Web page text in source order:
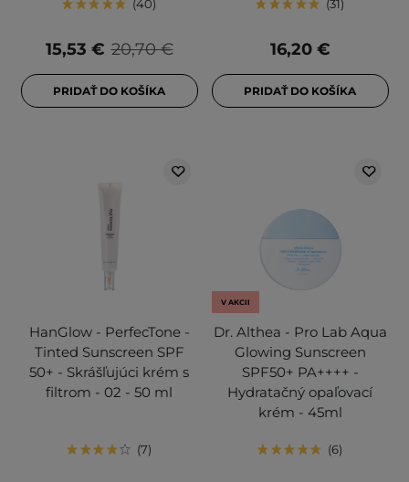
40
20,70 €
15,53 €
PRIDAŤ DO KOŠÍKA
31
16,20 €
PRIDAŤ DO KOŠÍKA
HanGlow - PerfecTone -
Tinted Sunscreen SPF
50+ - Skrášľujúci krém s
filtrom - 02 - 50 ml
7
V AKCII
Dr. Althea - Pro Lab Aqua
Glowing Sunscreen
SPF50+ PA++++ -
Hydratačný opaľovací
krém - 45ml
6